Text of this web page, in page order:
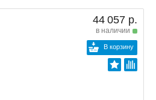
44 057 р.
в наличии
В корзину